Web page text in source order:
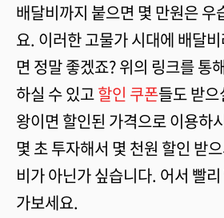
배달비까지 붙으면 몇 만원은 우
요. 이러한 고물가 시대에 배달
면 정말 좋겠죠? 위의 링크를 통
하실 수 있고할인 쿠폰들도 받
왕이면 할인된 가격으로 이용하
몇 초 투자해서 몇 천원 할인 받
비가 아닌가 싶습니다. 어서 빨
가보세요.